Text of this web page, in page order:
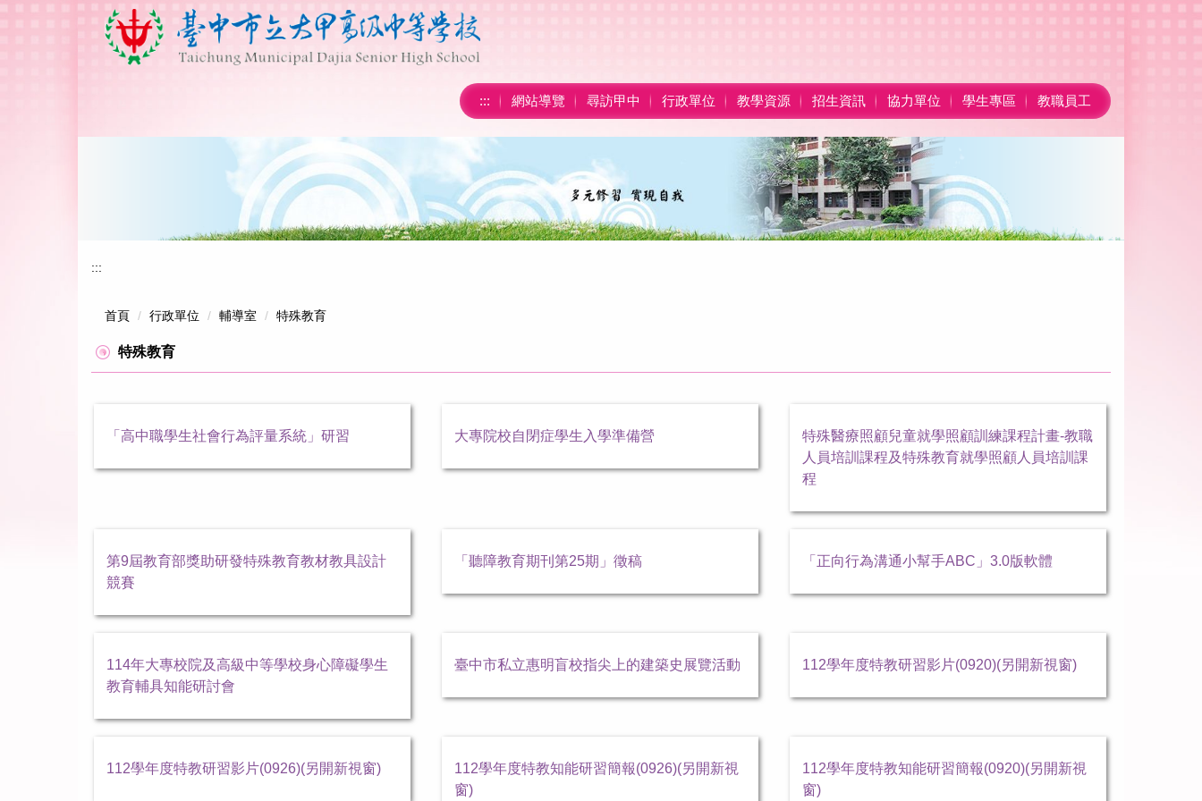
::: 網站導覽 尋訪甲中 行政單位 教學資源 招生資訊 協力單位 學生專區 教職員工
:::
首頁 行政單位 輔導室 特殊教育
特殊教育
「高中職學生社會行為評量系統」研習 大專院校自閉症學生入學準備營
特殊醫療照顧兒童就學照顧訓練課程計畫-教職
人員培訓課程及特殊教育就學照顧人員培訓課
程
第9屆教育部獎助研發特殊教育教材教具設計
競賽
「聽障教育期刊第25期」徵稿 「正向行為溝通小幫手ABC」3.0版軟體
114年大專校院及高級中等學校身心障礙學生
教育輔具知能研討會
臺中市私立惠明盲校指尖上的建築史展覽活動 112學年度特教研習影片(0920)(另開新視窗)
112學年度特教研習影片(0926)(另開新視窗)
112學年度特教知能研習簡報(0926)(另開新視
窗)
112學年度特教知能研習簡報(0920)(另開新視
窗)